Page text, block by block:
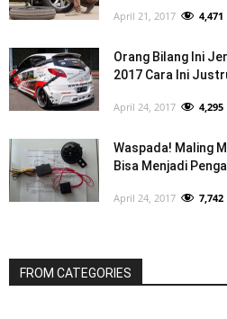
April 21, 2017 4,471
Orang Bilang Ini
2017 Cara Ini
April 24, 2017 4,295
Waspada! Maling
Bisa Menjadi
April 24, 2017 7,742
FROM CATEGORIES